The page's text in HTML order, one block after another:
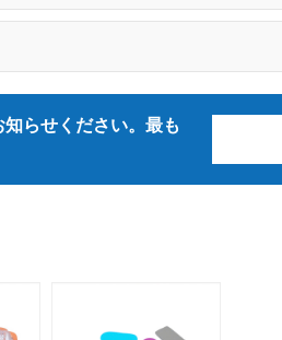
らせください。最も